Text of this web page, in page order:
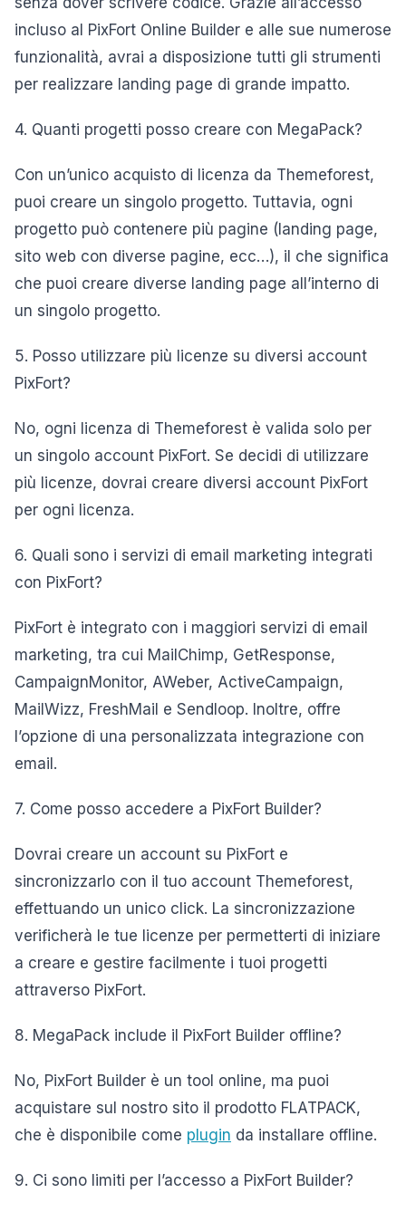
incluso al PixFort Online Builder e alle sue numerose
funzionalità, avrai a disposizione tutti gli strumenti
per realizzare landing page di grande impatto.
4. Quanti progetti posso creare con MegaPack?
Con un’unico acquisto di licenza da Themeforest,
puoi creare un singolo progetto. Tuttavia, ogni
progetto può contenere più pagine (landing page,
sito web con diverse pagine, ecc…), il che significa
che puoi creare diverse landing page all’interno di
un singolo progetto.
5. Posso utilizzare più licenze su diversi account
PixFort?
No, ogni licenza di Themeforest è valida solo per
un singolo account PixFort. Se decidi di utilizzare
più licenze, dovrai creare diversi account PixFort
per ogni licenza.
6. Quali sono i servizi di email marketing integrati
con PixFort?
PixFort è integrato con i maggiori servizi di email
marketing, tra cui MailChimp, GetResponse,
CampaignMonitor, AWeber, ActiveCampaign,
MailWizz, FreshMail e Sendloop. Inoltre, offre
l’opzione di una personalizzata integrazione con
email.
7. Come posso accedere a PixFort Builder?
Dovrai creare un account su PixFort e
sincronizzarlo con il tuo account Themeforest,
effettuando un unico click. La sincronizzazione
verificherà le tue licenze per permetterti di iniziare
a creare e gestire facilmente i tuoi progetti
attraverso PixFort.
8. MegaPack include il PixFort Builder offline?
No, PixFort Builder è un tool online, ma puoi
acquistare sul nostro sito il prodotto FLATPACK,
che è disponibile come plugin da installare offline.
9. Ci sono limiti per l’accesso a PixFort Builder?